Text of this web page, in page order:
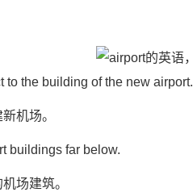
to the building of the new airport.
机场。
buildings far below.
场建筑。